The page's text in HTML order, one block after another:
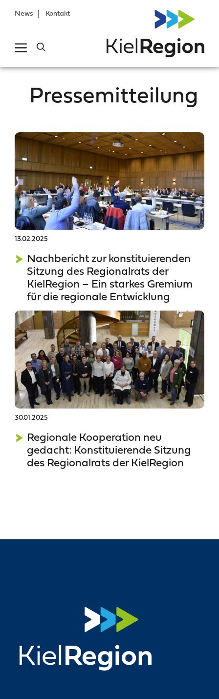
News Kontakt
Pressemitteilung
Nachbericht zur konstituierenden
Sitzung des Regionalrats der
KielRegion – Ein starkes Gremium
für die regionale Entwicklung
13.02.2025
Regionale Kooperation neu
gedacht: Konstituierende Sitzung
des Regionalrats der KielRegion
30.01.2025